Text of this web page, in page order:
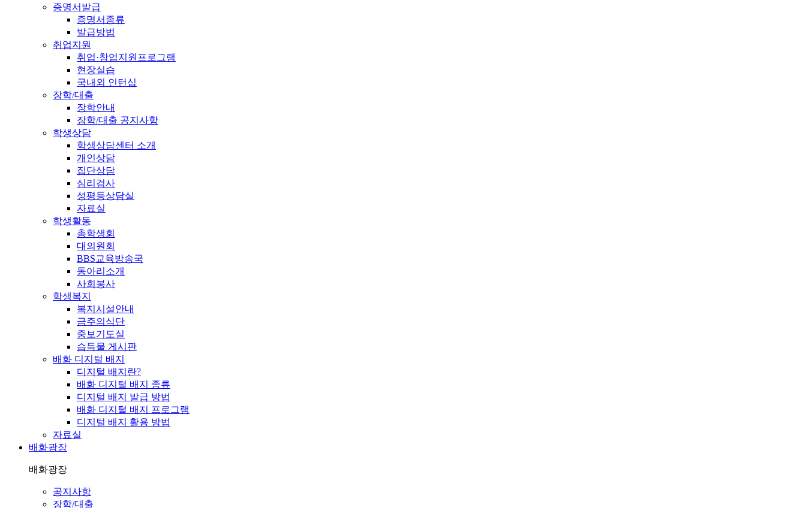
증명서발급
증명서종류
발급방법
취업지원
취업·창업지원프로그램
현장실습
국내외 인턴십
장학/대출
장학안내
장학/대출 공지사항
학생상담
학생상담센터 소개
개인상담
집단상담
심리검사
성평등상담실
자료실
학생활동
총학생회
대의원회
BBS교육방송국
동아리소개
사회봉사
학생복지
복지시설안내
금주의식단
중보기도실
습득물 게시판
배화 디지털 배지
디지털 배지란?
배화 디지털 배지 종류
디지털 배지 발급 방법
배화 디지털 배지 프로그램
디지털 배지 활용 방법
자료실
배화광장
배화광장
공지사항
장학/대출